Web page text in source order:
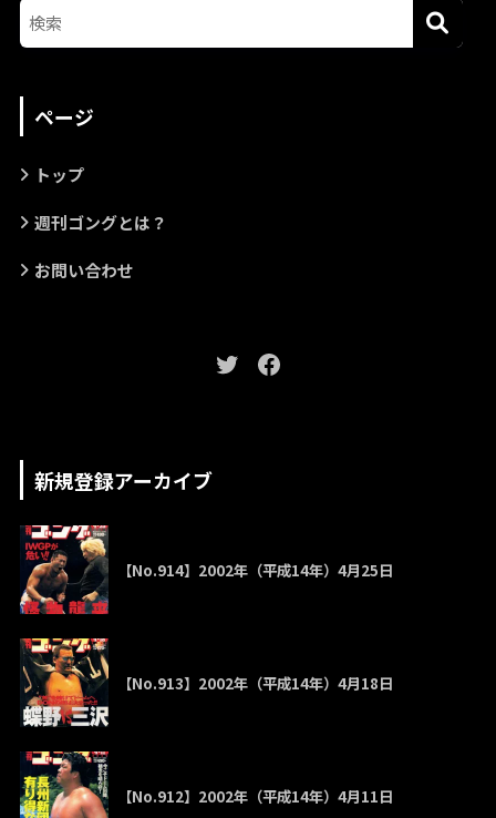
ページ
トップ
週刊ゴングとは？
お問い合わせ
新規登録アーカイブ
【No.914】2002年（平成14年）4月25日
【No.913】2002年（平成14年）4月18日
【No.912】2002年（平成14年）4月11日